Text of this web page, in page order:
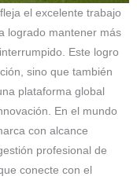
el excelente trabajo
logrado mantener más
Este logro
sino que también
plataforma global
En el mundo
con alcance
profesional de
conecte con el